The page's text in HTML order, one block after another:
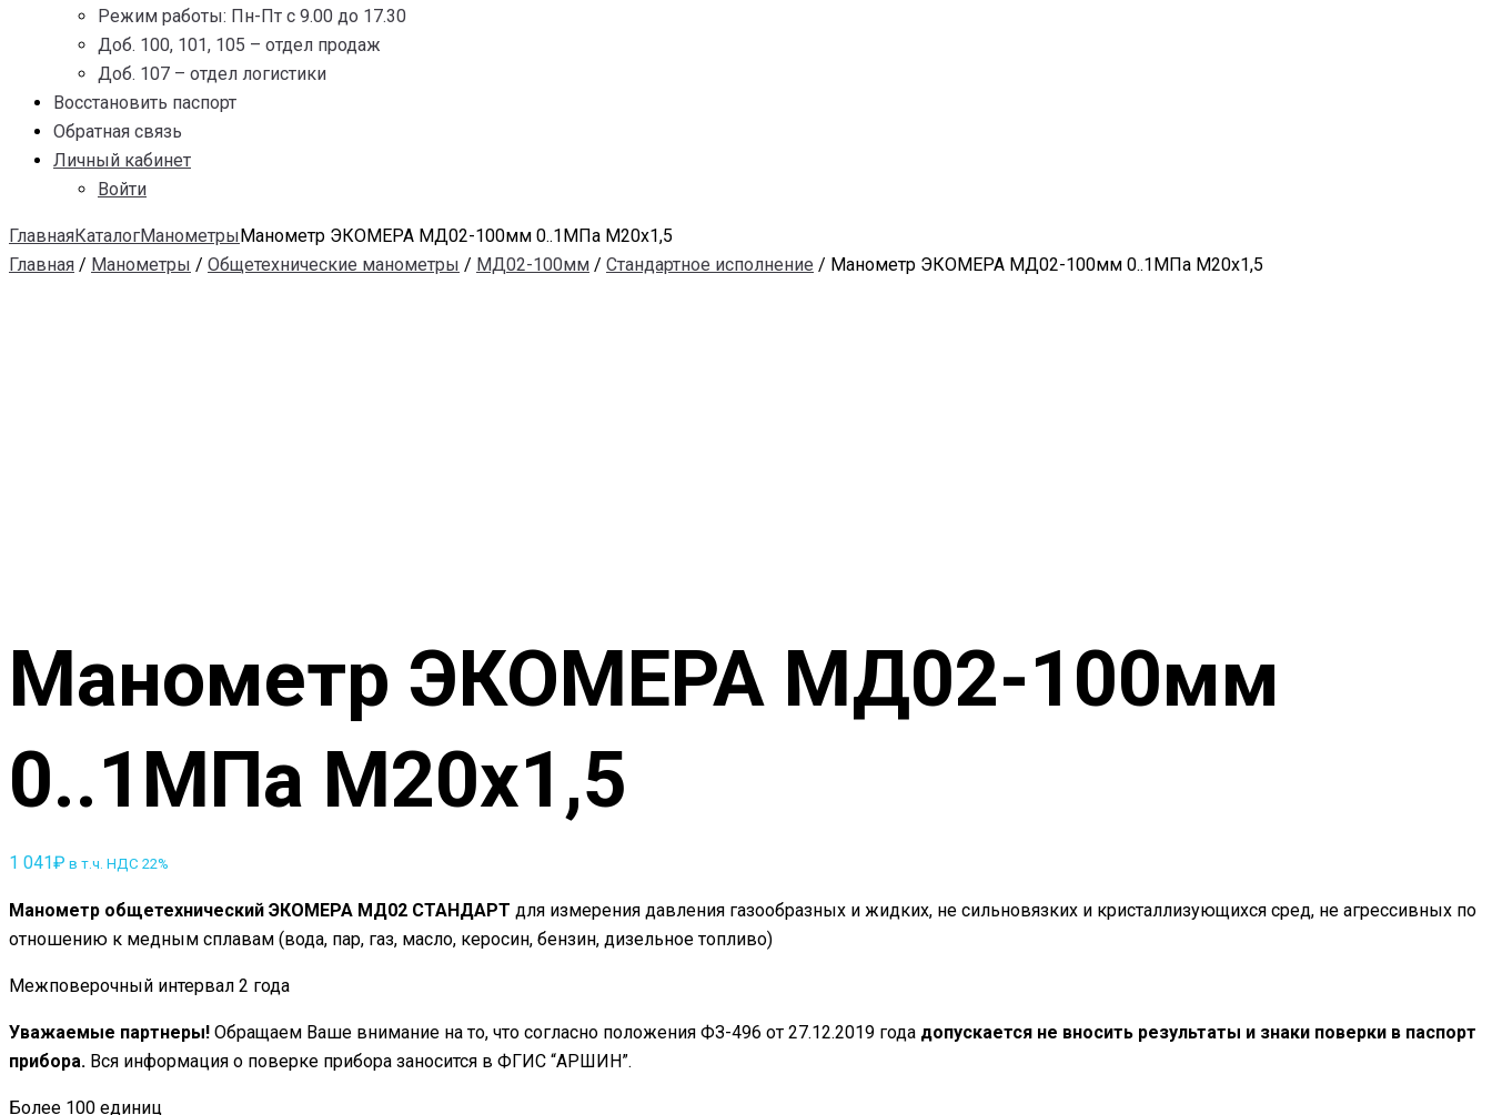
Режим работы: Пн-Пт с 9.00 до 17.30
Доб. 100, 101, 105 – отдел продаж
Доб. 107 – отдел логистики
Восстановить паспорт
Обратная связь
Личный кабинет
Войти
ГлавнаяКаталогМанометрыМанометр ЭКОМЕРА МД02-100мм 0..1МПа М20х1,5
Главная / Манометры / Общетехнические манометры / МД02-100мм / Стандартное исполнение / Манометр ЭКОМЕРА МД02-100мм 0..1МПа М20х1,5
Манометр ЭКОМЕРА МД02-100мм
0..1МПа М20х1,5
1 041₽ в т.ч. НДС 22%
Манометр общетехнический ЭКОМЕРА МД02 СТАНДАРТ для измерения давления газообразных и жидких, не сильновязких и кристаллизующихся сред, не агрессивных по
отношению к медным сплавам (вода, пар, газ, масло, керосин, бензин, дизельное топливо)
Межповерочный интервал 2 года
Уважаемые партнеры! Обращаем Ваше внимание на то, что согласно положения ФЗ-496 от 27.12.2019 года допускается не вносить результаты и знаки поверки в паспорт
прибора. Вся информация о поверке прибора заносится в ФГИС “АРШИН”.
Более 100 единиц